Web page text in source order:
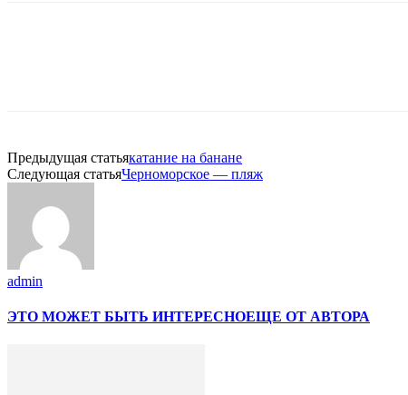
Предыдущая статьякатание на банане
Следующая статьяЧерноморское — пляж
admin
ЭТО МОЖЕТ БЫТЬ ИНТЕРЕСНОЕЩЕ ОТ АВТОРА